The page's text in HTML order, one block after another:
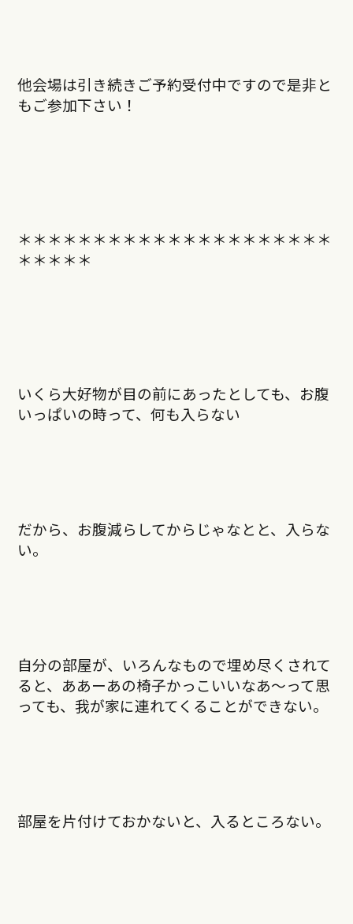
他会場は引き続きご予約受付中ですので是非と
もご参加下さい！
＊＊＊＊＊＊＊＊＊＊＊＊＊＊＊＊＊＊＊＊＊
＊＊＊＊＊
いくら大好物が目の前にあったとしても、お腹
いっぱいの時って、何も入らない
だから、お腹減らしてからじゃなとと、入らな
い。
自分の部屋が、いろんなもので埋め尽くされて
ると、ああーあの椅子かっこいいなあ～って思
っても、我が家に連れてくることができない。
部屋を片付けておかないと、入るところない。